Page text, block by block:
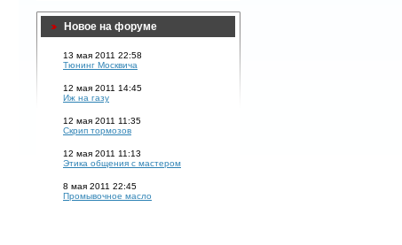
Новое на форуме
13 мая 2011 22:58
Тюнинг Москвича
12 мая 2011 14:45
Иж на газу
12 мая 2011 11:35
Скрип тормозов
12 мая 2011 11:13
Этика общения с мастером
8 мая 2011 22:45
Промывочное масло